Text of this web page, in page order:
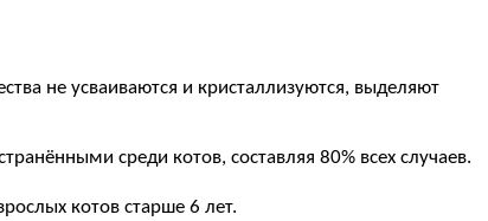
не усваиваются и кристаллизуются, выделяют
среди котов, составляя 80% всех случаев.
котов старше 6 лет.